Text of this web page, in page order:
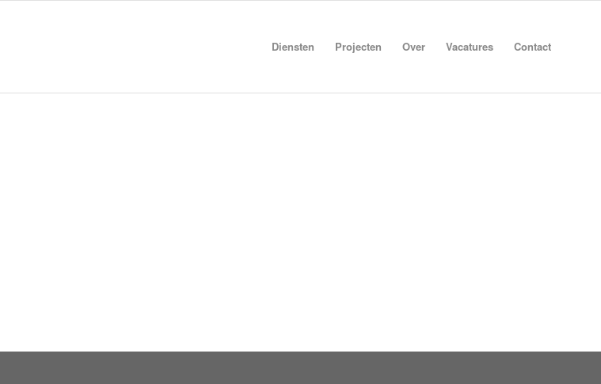
Diensten Projecten Over Vacatures Contact